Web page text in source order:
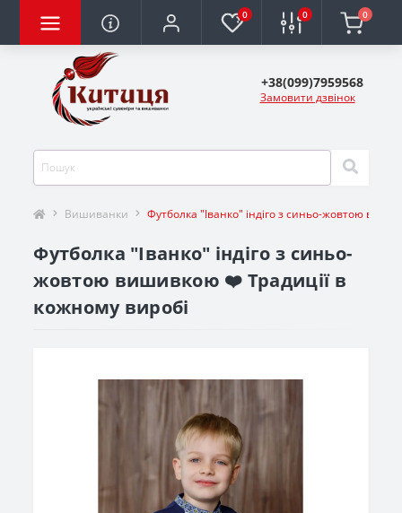
0 0 0
+38(099)7959568
Замовити дзвінок
Вишиванки Футболка "Іванко" індіго з синьо-жовтою
Футболка "Іванко" індіго з синьо-
жовтою вишивкою ❤️ Традиції в
кожному виробі